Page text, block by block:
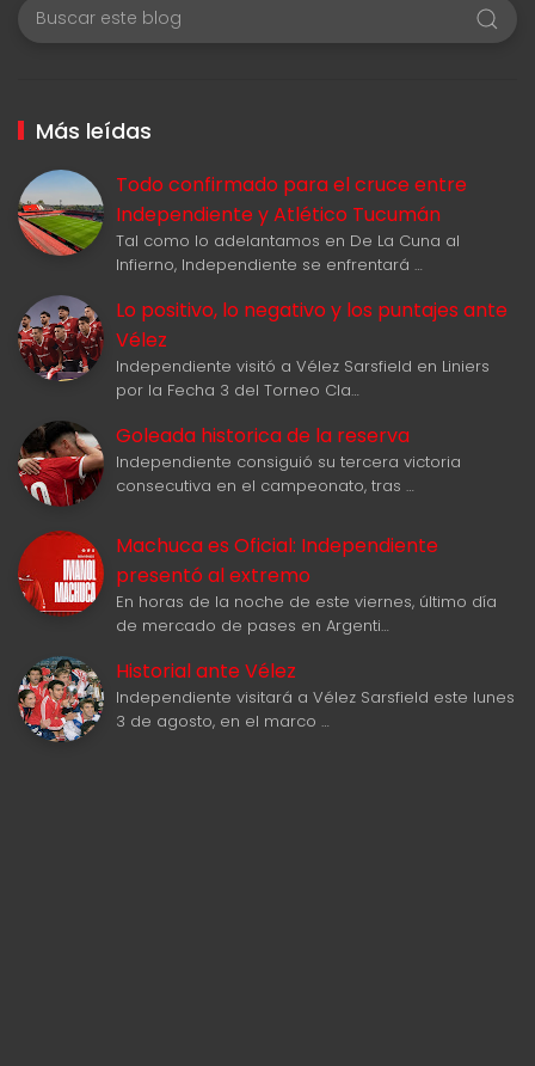
Más leídas
Todo confirmado para el cruce entre
Independiente y Atlético Tucumán
Tal como lo adelantamos en De La Cuna al
Infierno, Independiente se enfrentará …
Lo positivo, lo negativo y los puntajes ante
Vélez
Independiente visitó a Vélez Sarsfield en Liniers
por la Fecha 3 del Torneo Cla…
Goleada historica de la reserva
Independiente consiguió su tercera victoria
consecutiva en el campeonato, tras …
Machuca es Oficial: Independiente
presentó al extremo
En horas de la noche de este viernes, último día
de mercado de pases en Argenti…
Historial ante Vélez
Independiente visitará a Vélez Sarsfield este lunes
3 de agosto, en el marco …